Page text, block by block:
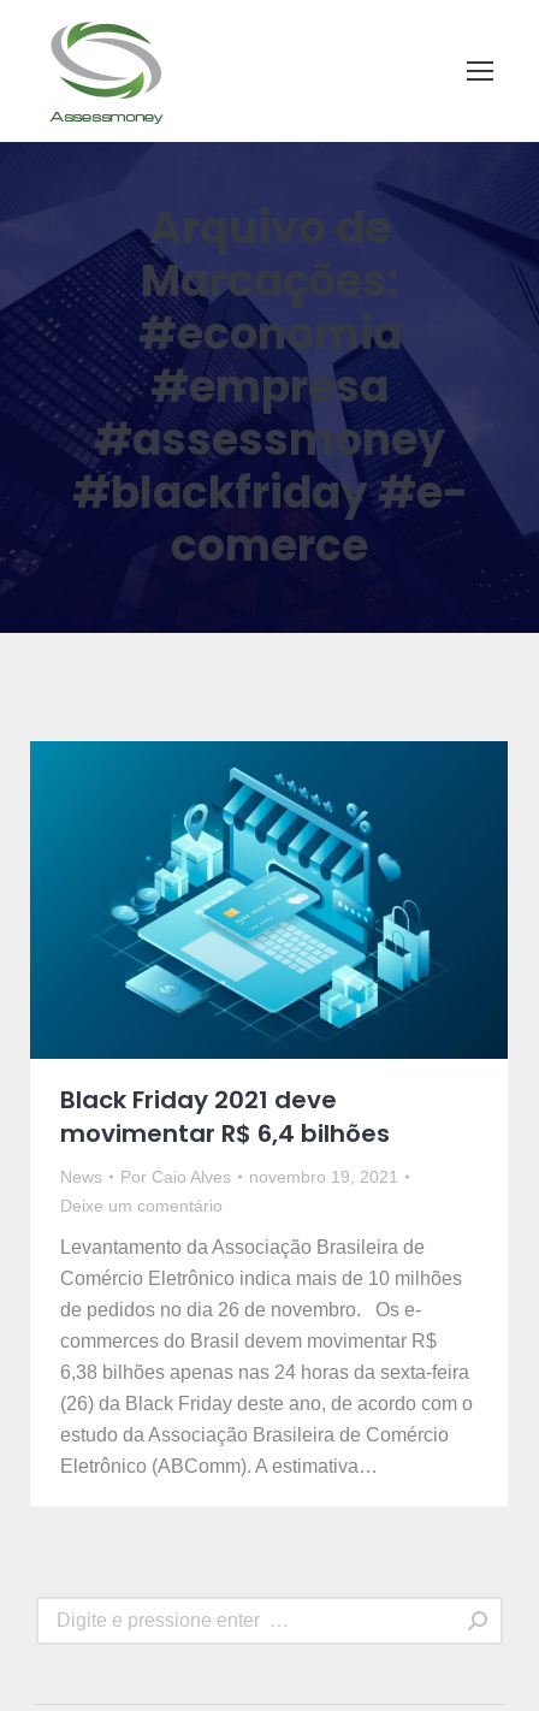
Arquivo de
Marcações:
#economia
#empresa
#assessmoney
#blackfriday #e-
comerce
Black Friday 2021 deve
movimentar R$ 6,4 bilhões
News Por Caio Alves
novembro 19, 2021
Deixe um comentário
Levantamento da Associação Brasileira de
Comércio Eletrônico indica mais de 10 milhões
de pedidos no dia 26 de novembro. Os e-
commerces do Brasil devem movimentar R$
6,38 bilhões apenas nas 24 horas da sexta-feira
(26) da Black Friday deste ano, de acordo com o
estudo da Associação Brasileira de Comércio
Eletrônico (ABComm). A estimativa…
Search: